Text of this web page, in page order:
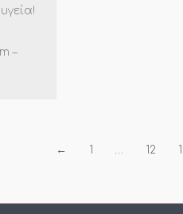
–
← 1 … 12